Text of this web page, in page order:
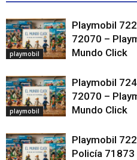
playmobil
Playmobil
72070 –
Mundo Click
playmobil
Playmobil
72070 –
Mundo Click
Playmobil
Policía